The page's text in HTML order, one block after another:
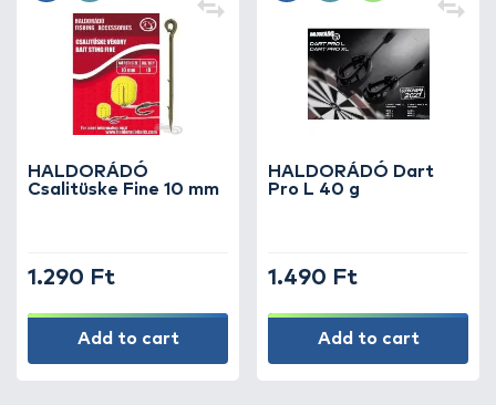
HALDORÁDÓ
Csalitüske Fine 10 mm
1.290 Ft
Add to cart
HALDORÁDÓ Dart
Pro L 40 g
1.490 Ft
Add to cart